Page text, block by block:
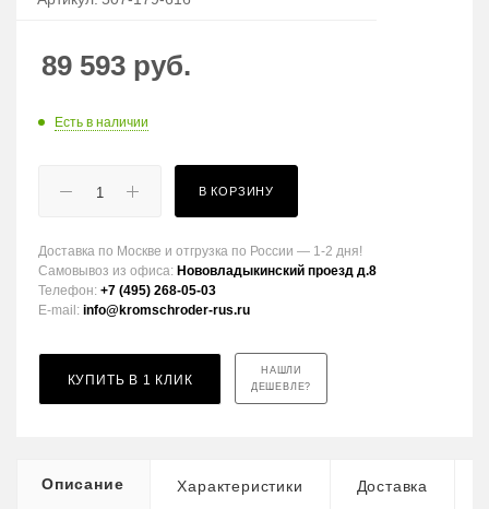
89 593 руб.
Есть в наличии
В КОРЗИНУ
Доставка по Москве и отгрузка по России — 1-2 дня!
Самовывоз из офиса: Нововладыкинский проезд д.8
Телефон: +7 (495) 268-05-03
E-mail: info@kromschroder-rus.ru
КУПИТЬ В 1 КЛИК
НАШЛИ
ДЕШЕВЛЕ?
Описание Характеристики Доставка